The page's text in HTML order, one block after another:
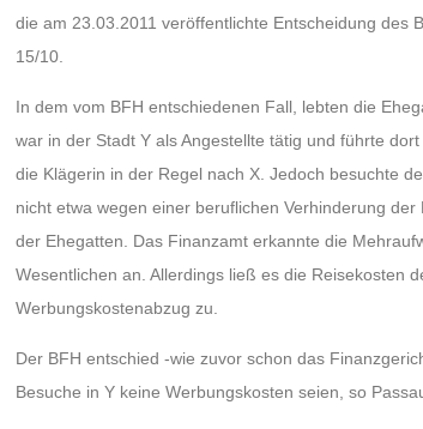
die am 23.03.2011 veröffentlichte Entscheidung des
15/10.
In dem vom BFH entschiedenen Fall, lebten die
war in der Stadt Y als Angestellte tätig und führte
die Klägerin in der Regel nach X. Jedoch besuchte
nicht etwa wegen einer beruflichen Verhinderung
der Ehegatten. Das Finanzamt erkannte die
Wesentlichen an. Allerdings ließ es die Reisekosten
Werbungskostenabzug zu.
Der BFH entschied -wie zuvor schon das
Besuche in Y keine Werbungskosten seien, so